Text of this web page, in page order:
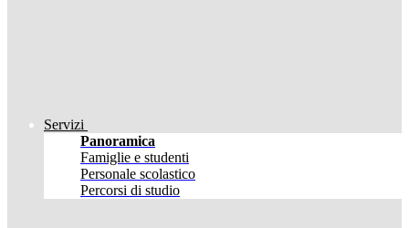
Servizi
Panoramica
Famiglie e studenti
Personale scolastico
Percorsi di studio